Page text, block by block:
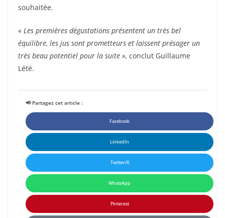
souhaitée.
« Les premières dégustations présentent un très bel
équilibre, les jus sont prometteurs et laissent présager un
très beau potentiel pour la suite », conclut Guillaume
Lété.
📢 Partagez cet article :
Facebook
LinkedIn
Twitter/X
WhatsApp
Pinterest